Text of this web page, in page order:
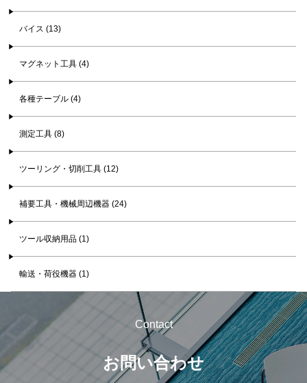
バイス (13)
マグネット工具 (4)
各種テーブル (4)
測定工具 (8)
ツーリング・切削工具 (12)
補要工具・機械周辺機器 (24)
ツール収納用品 (1)
輸送・荷役機器 (1)
Contact
お問い合わせ